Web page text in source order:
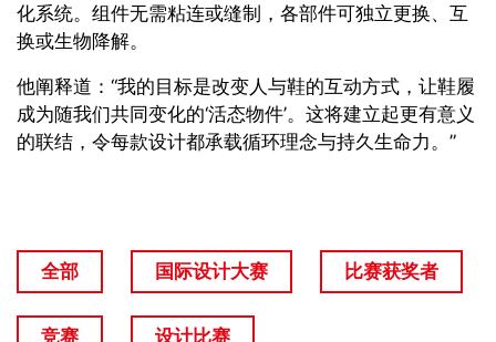
化系统。组件无需粘连或缝制，各部件可独立更换、互
换或生物降解。
他阐释道： “我的目标是改变人与鞋的互动方式，让鞋履
成为随我们共同变化的‘活态物件’。这将建立起更有意义
的联结，令每款设计都承载循环理念与持久生命力。 ”
全部 国际设计大赛 比赛获奖者
竞赛 设计比赛